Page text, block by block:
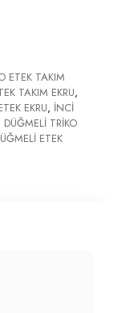
ETEK TAKIM
TAKIM EKRU,
EKRU, İNCİ
DÜĞMELİ TRİKO
ETEK